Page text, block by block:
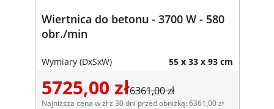
Wiertnica do betonu - 3700 W - 580
obr./min
Wymiary (DxSxW) 55 x 33 x 93 cm
5725,00 zł6361,00 zł
Najniższa cena w zł z 30 dni przed obniżką: 6361,00 zł